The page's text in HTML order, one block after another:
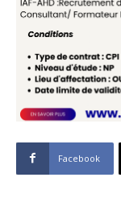
Facebook